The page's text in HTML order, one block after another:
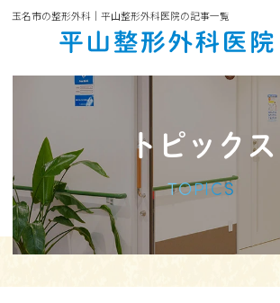
玉名市の整形外科｜平山整形外科医院の記事一覧
トピックス
TOPICS